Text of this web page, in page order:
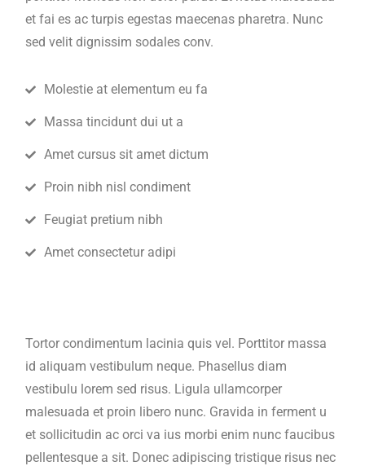
et fai es ac turpis egestas maecenas pharetra. Nunc
sed velit dignissim sodales conv.
Molestie at elementum eu fa
Massa tincidunt dui ut a
Amet cursus sit amet dictum
Proin nibh nisl condiment
Feugiat pretium nibh
Amet consectetur adipi
Tortor condimentum lacinia quis vel. Porttitor massa
id aliquam vestibulum neque. Phasellus diam
vestibulu lorem sed risus. Ligula ullamcorper
malesuada et proin libero nunc. Gravida in ferment u
et sollicitudin ac orci va ius morbi enim nunc faucibus
pellentesque a sit. Donec adipiscing tristique risus nec